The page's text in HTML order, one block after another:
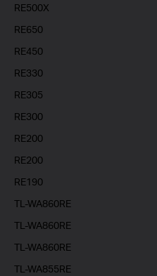
RE500X
RE650
RE450
RE330
RE305
RE300
RE200
RE200
RE190
TL-WA860RE
TL-WA860RE
TL-WA860RE
TL-WA855RE